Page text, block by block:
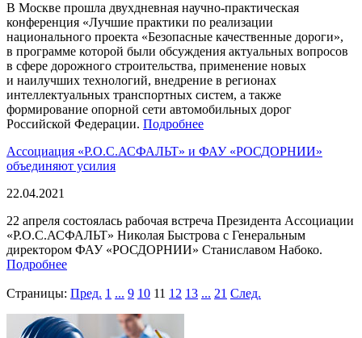
В Москве прошла двухдневная научно-практическая
конференция «Лучшие практики по реализации
национального проекта «Безопасные качественные дороги»,
в программе которой были обсуждения актуальных вопросов
в сфере дорожного строительства, применение новых
и наилучших технологий, внедрение в регионах
интеллектуальных транспортных систем, а также
формирование опорной сети автомобильных дорог
Российской Федерации. Подробнее
Ассоциация «Р.О.С.АСФАЛЬТ» и ФАУ «РОСДОРНИИ»
объединяют усилия
22.04.2021
22 апреля состоялась рабочая встреча Президента Ассоциации
«Р.О.С.АСФАЛЬТ» Николая Быстрова с Генеральным
директором ФАУ «РОСДОРНИИ» Станиславом Набоко.
Подробнее
Страницы: Пред. 1 ... 9 10 11 12 13 ... 21 След.